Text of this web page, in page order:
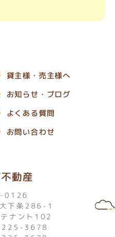
動産
0126
下条286-1
ナント102
225-3678
貸主様・売主様へ
お知らせ・ブログ
よくある質問
お問い合わせ